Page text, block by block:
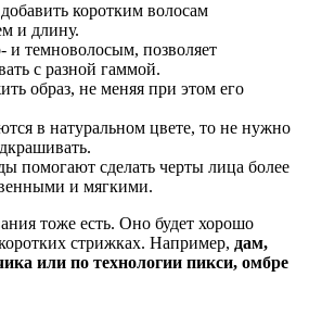
коротким волосам
и длину.
и темноволосым, позволяет
с разной гаммой.
образ, не меняя при этом его
в натуральном цвете, то не нужно
помогают сделать черты лица более
и мягкими.
тоже есть. Оно будет хорошо
стрижках. Например, дам,
или по технологии пикси, омбре